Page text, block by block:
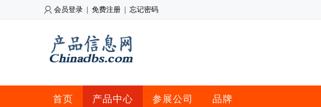
会员登录 免费注册 忘记密码
首页 产品中心 参展公司 品牌